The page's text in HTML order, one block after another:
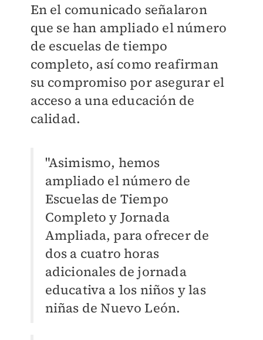
En el comunicado señalaron
que se han ampliado el número
de escuelas de tiempo
completo, así como reafirman
su compromiso por asegurar el
acceso a una educación de
calidad.
"Asimismo, hemos
ampliado el número de
Escuelas de Tiempo
Completo y Jornada
Ampliada, para ofrecer de
dos a cuatro horas
adicionales de jornada
educativa a los niños y las
niñas de Nuevo León.